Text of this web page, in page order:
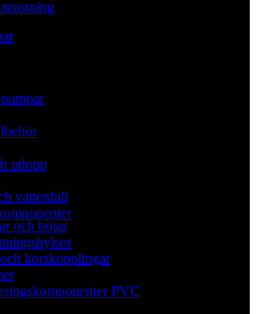
utlopp
vattenfall
och böjar
korskopplingar
PVC